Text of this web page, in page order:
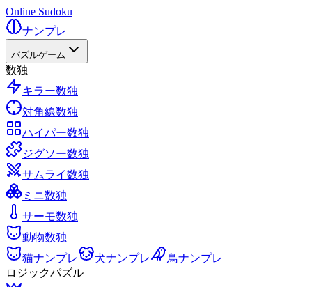
Online Sudoku
ナンプレ
パズルゲーム
数独
キラー数独
対角線数独
ハイパー数独
ジグソー数独
サムライ数独
ミニ数独
サーモ数独
動物数独
猫ナンプレ
犬ナンプレ
鳥ナンプレ
ロジックパズル